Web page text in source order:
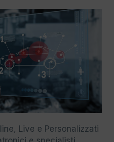
Live e Personalizzati